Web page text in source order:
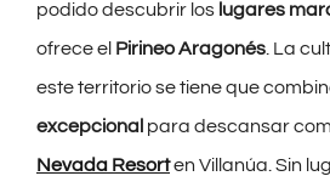
podido descubrir los lugares
ofrece el Pirineo Aragonés. La
este territorio se tiene que
excepcional para descansar
Nevada Resorten Villanúa. Sin